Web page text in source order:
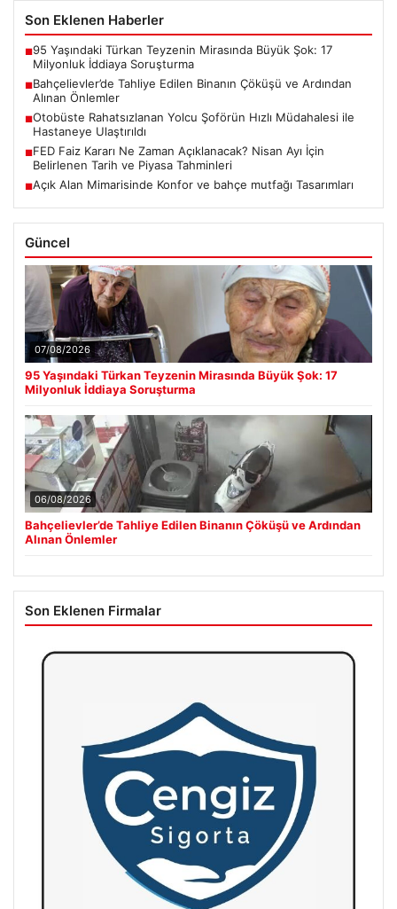
Son Eklenen Haberler
■95 Yaşındaki Türkan Teyzenin Mirasında Büyük Şok: 17
Milyonluk İddiaya Soruşturma
■Bahçelievler’de Tahliye Edilen Binanın Çöküşü ve Ardından
Alınan Önlemler
■Otobüste Rahatsızlanan Yolcu Şoförün Hızlı Müdahalesi ile
Hastaneye Ulaştırıldı
■FED Faiz Kararı Ne Zaman Açıklanacak? Nisan Ayı İçin
Belirlenen Tarih ve Piyasa Tahminleri
■Açık Alan Mimarisinde Konfor ve bahçe mutfağı Tasarımları
Güncel
07/08/2026
95 Yaşındaki Türkan Teyzenin Mirasında Büyük Şok: 17
Milyonluk İddiaya Soruşturma
06/08/2026
Bahçelievler’de Tahliye Edilen Binanın Çöküşü ve Ardından
Alınan Önlemler
Son Eklenen Firmalar